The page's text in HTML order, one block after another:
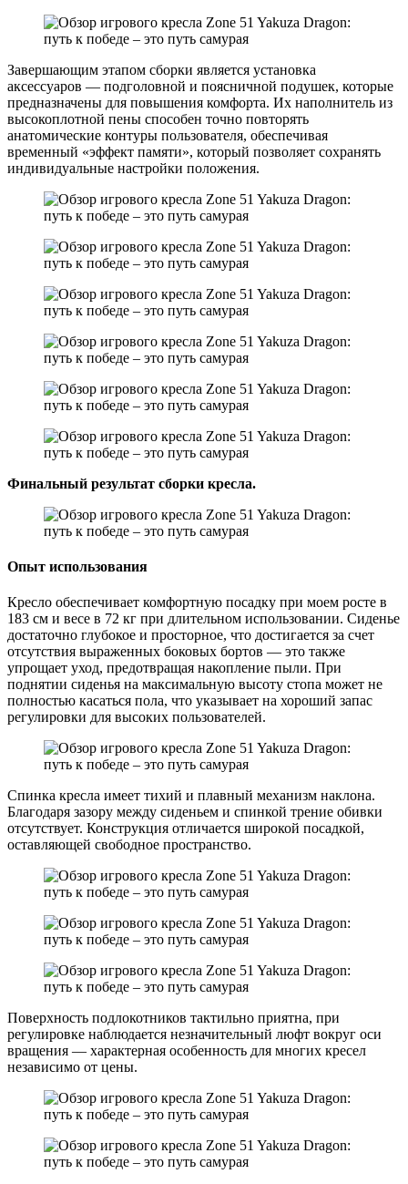
Завершающим этапом сборки является установка
аксессуаров — подголовной и поясничной подушек, которые
предназначены для повышения комфорта. Их наполнитель из
высокоплотной пены способен точно повторять
анатомические контуры пользователя, обеспечивая
временный «эффект памяти», который позволяет сохранять
индивидуальные настройки положения.
Финальный результат сборки кресла.
Опыт использования
Кресло обеспечивает комфортную посадку при моем росте в
183 см и весе в 72 кг при длительном использовании. Сиденье
достаточно глубокое и просторное, что достигается за счет
отсутствия выраженных боковых бортов — это также
упрощает уход, предотвращая накопление пыли. При
поднятии сиденья на максимальную высоту стопа может не
полностью касаться пола, что указывает на хороший запас
регулировки для высоких пользователей.
Спинка кресла имеет тихий и плавный механизм наклона.
Благодаря зазору между сиденьем и спинкой трение обивки
отсутствует. Конструкция отличается широкой посадкой,
оставляющей свободное пространство.
Поверхность подлокотников тактильно приятна, при
регулировке наблюдается незначительный люфт вокруг оси
вращения — характерная особенность для многих кресел
независимо от цены.